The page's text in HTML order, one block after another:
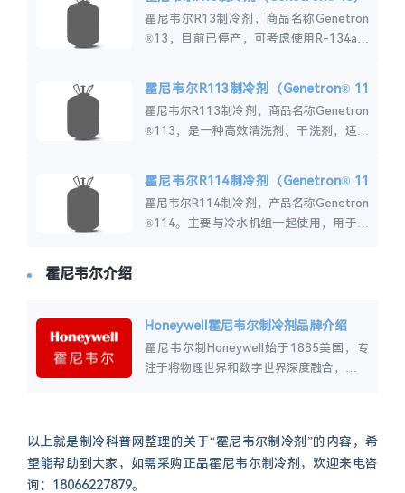
霍尼韦尔R13制冷剂，商品名称Genetron
®13，目前已停产，可考虑使用R-134a、
霍尼韦尔R113制冷剂（Genetron® 11
3）
霍尼韦尔R113制冷剂，商品名称Genetron
®113，是一种高效清洗剂、干洗剂，适用
霍尼韦尔R114制冷剂（Genetron® 11
4）
霍尼韦尔R114制冷剂，产品名称Genetron
®114。主要与冷水机组一起使用，用于更
霍尼韦尔介绍
Honeywell霍尼韦尔制冷剂品牌介绍
霍尼韦尔制Honeywell始于1885美国，专
注于将物理世界和数字世界深度融合，提供
以上就是制冷科普网整理的关于“霍尼韦尔制冷剂”的内容，希
望能帮助到大家，如需采购正品霍尼韦尔制冷剂，欢迎来电咨
询：18066227879。